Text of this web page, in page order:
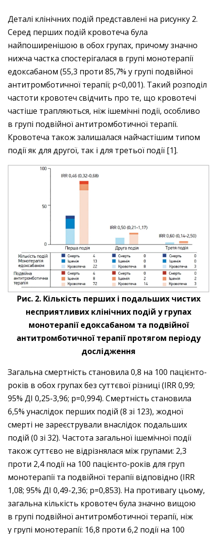
Деталі клінічних подій представлені на рисунку 2.
Серед перших подій кровотеча була
найпоширенішою в обох групах, причому значно
нижча частка спостерігалася в групі монотерапії
едоксабаном (55,3 проти 85,7% у групі подвійної
антитромботичної терапії; p<0,001). Такий розподіл
частоти кровотеч свідчить про те, що кровотечі
частіше трапляються, ніж ішемічні події, особливо
в групі подвійної антитромботичної терапії.
Кровотеча також залишалася найчастішим типом
події як для другої, так і для третьої події [1].
Рис. 2. Кількість перших і подальших чистих
несприятливих клінічних подій у групах
монотерапії едоксабаном та подвійної
антитромботичної терапії протягом періоду
дослідження
Загальна смертність становила 0,8 на 100 пацієнто-
років в обох групах без суттєвої різниці (IRR 0,99;
95% ДІ 0,25-3,96; p=0,994). Смертність становила
6,5% унаслідок перших подій (8 зі 123), жодної
смерті не зареєстрували внаслідок подальших
подій (0 зі 32). Частота загальної ішемічної події
також суттєво не відрізнялася між групами: 2,3
проти 2,4 події на 100 пацієнто-років для груп
монотерапії та подвійної терапії відповідно (IRR
1,08; 95% ДІ 0,49-2,36; p=0,853). На противагу цьому,
загальна кількість кровотеч була значно вищою
в групі подвійної антитромботичної терапії, ніж
у групі монотерапії: 16,8 проти 6,2 події на 100